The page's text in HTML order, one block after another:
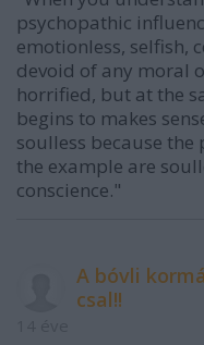
psychopathic
emotionless, selfish,
devoid of any moral
horrified, but at the
begins to makes
soulless because
the example are
conscience."
A bóvli
csal!!